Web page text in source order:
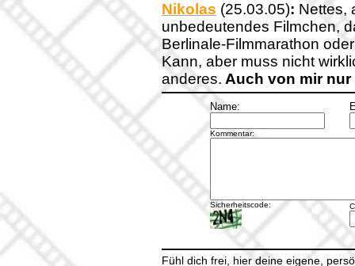
Nikolas (25.03.05): Nettes,
unbedeutendes Filmchen,
Berlinale-Filmmarathon
Kann, aber muss nicht
anderes. Auch von mir
Name:
Kommentar:
Sicherheitscode:
Fühl dich frei, hier deine eigene,